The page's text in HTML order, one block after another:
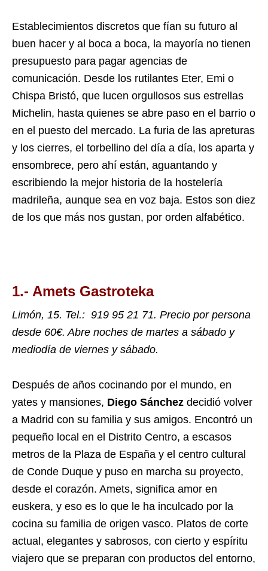
Establecimientos discretos que fían su futuro al
buen hacer y al boca a boca, la mayoría no tienen
presupuesto para pagar agencias de
comunicación. Desde los rutilantes Eter, Emi o
Chispa Bristó, que lucen orgullosos sus estrellas
Michelin, hasta quienes se abre paso en el barrio o
en el puesto del mercado. La furia de las apreturas
y los cierres, el torbellino del día a día, los aparta y
ensombrece, pero ahí están, aguantando y
escribiendo la mejor historia de la hostelería
madrileña, aunque sea en voz baja. Estos son diez
de los que más nos gustan, por orden alfabético.
1.- Amets Gastroteka
Limón, 15. Tel.: 919 95 21 71. Precio por persona
desde 60€. Abre noches de martes a sábado y
mediodía de viernes y sábado.
Después de años cocinando por el mundo, en
yates y mansiones, Diego Sánchez decidió volver
a Madrid con su familia y sus amigos. Encontró un
pequeño local en el Distrito Centro, a escasos
metros de la Plaza de España y el centro cultural
de Conde Duque y puso en marcha su proyecto,
desde el corazón. Amets, significa amor en
euskera, y eso es lo que le ha inculcado por la
cocina su familia de origen vasco. Platos de corte
actual, elegantes y sabrosos, con cierto y espíritu
viajero que se preparan con productos del entorno,